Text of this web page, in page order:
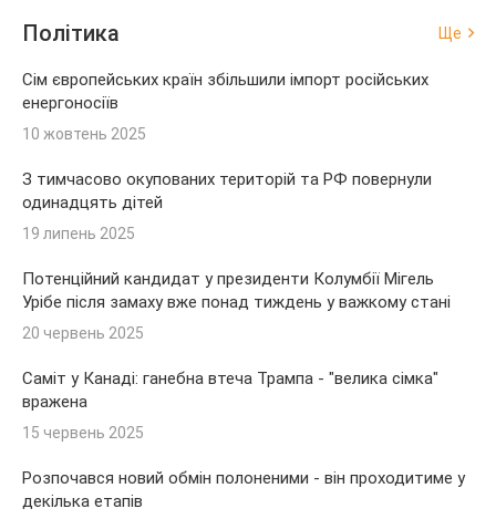
Політика Ще
Сім європейських країн збільшили імпорт російських
енергоносіїв
10 жовтень 2025
З тимчасово окупованих територій та РФ повернули
одинадцять дітей
19 липень 2025
Потенційний кандидат у президенти Колумбії Мігель
Урібе після замаху вже понад тиждень у важкому стані
20 червень 2025
Саміт у Канаді: ганебна втеча Трампа - "велика сімка"
вражена
15 червень 2025
Розпочався новий обмін полоненими - він проходитиме у
декілька етапів